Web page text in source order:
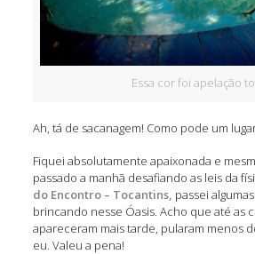
Essa cor foi apelação
Ah, tá de sacanagem! Como pode um
Fiquei absolutamente apaixonada e
passado a manhã desafiando as leis da
do Encontro – Tocantins, passei
brincando nesse Óasis. Acho que até as
apareceram mais tarde, pularam menos
eu. Valeu a pena!